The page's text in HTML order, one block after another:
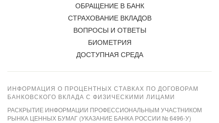
ОБРАЩЕНИЕ В БАНК
СТРАХОВАНИЕ ВКЛАДОВ
ВОПРОСЫ И ОТВЕТЫ
БИОМЕТРИЯ
ДОСТУПНАЯ СРЕДА
ИНФОРМАЦИЯ О ПРОЦЕНТНЫХ СТАВКАХ ПО ДОГОВОРАМ
БАНКОВСКОГО ВКЛАДА С ФИЗИЧЕСКИМИ ЛИЦАМИ
РАСКРЫТИЕ ИНФОРМАЦИИ ПРОФЕССИОНАЛЬНЫМ УЧАСТНИКОМ
РЫНКА ЦЕННЫХ БУМАГ (УКАЗАНИЕ БАНКА РОССИИ № 6496-У)